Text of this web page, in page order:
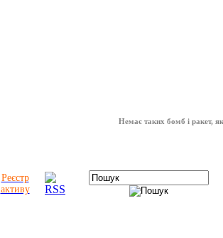
Немає таких бомб і ракет, які
Реєстр
активу